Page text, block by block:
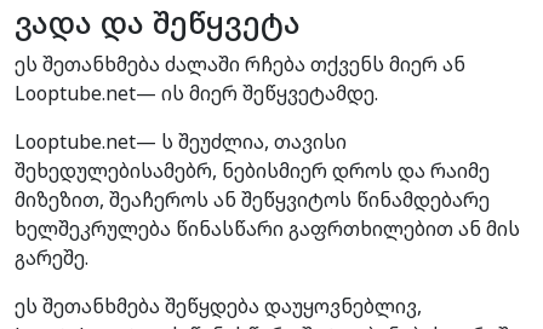
ვადა და შეწყვეტა
ეს შეთანხმება ძალაში რჩება თქვენს მიერ ან
Looptube.net— ის მიერ შეწყვეტამდე.
Looptube.net— ს შეუძლია, თავისი
შეხედულებისამებრ, ნებისმიერ დროს და რაიმე
მიზეზით, შეაჩეროს ან შეწყვიტოს წინამდებარე
ხელშეკრულება წინასწარი გაფრთხილებით ან მის
გარეშე.
ეს შეთანხმება შეწყდება დაუყოვნებლივ,